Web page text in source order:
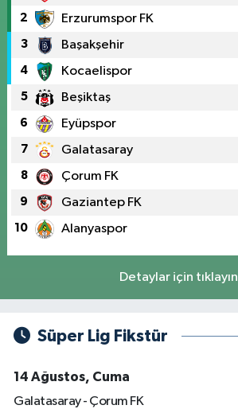
2 Erzurumspor FK
3 Başakşehir
4 Kocaelispor
5 Beşiktaş
6 Eyüpspor
7 Galatasaray
8 Çorum FK
9 Gaziantep FK
10 Alanyaspor
Detaylar için tıklayın
Süper Lig Fikstür
14 Ağustos, Cuma
Galatasaray - Çorum FK